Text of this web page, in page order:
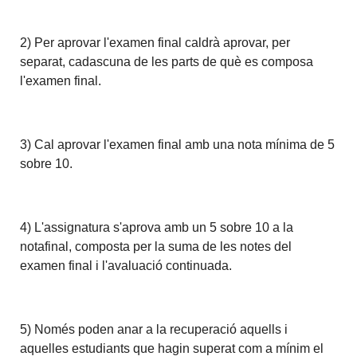
2) Per aprovar l'examen final caldrà aprovar, per
separat, cadascuna de les parts de què es composa
l'examen final.
3) Cal aprovar l'examen final amb una nota mínima de 5
sobre 10.
4) L'assignatura s'aprova amb un 5 sobre 10 a la
notafinal, composta per la suma de les notes del
examen final i l'avaluació continuada.
5) Només poden anar a la recuperació aquells i
aquelles estudiants que hagin superat com a mínim el